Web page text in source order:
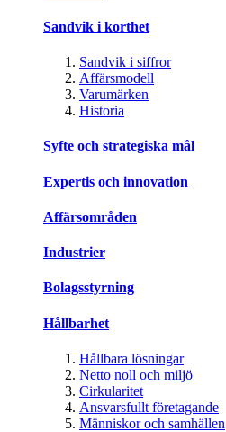
Sandvik i korthet
Sandvik i siffror
Affärsmodell
Varumärken
Historia
Syfte och strategiska mål
Expertis och innovation
Affärsområden
Industrier
Bolagsstyrning
Hållbarhet
Hållbara lösningar
Netto noll och miljö
Cirkularitet
Ansvarsfullt företagande
Människor och samhällen